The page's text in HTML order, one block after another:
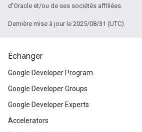
d'Oracle et/ou de ses sociétés affiliées.
Dernière mise à jour le 2025/08/31 (UTC).
Échanger
Google Developer Program
Google Developer Groups
Google Developer Experts
Accelerators